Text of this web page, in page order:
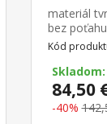
materiál
bez poťahu
Kód
84,50
-40%